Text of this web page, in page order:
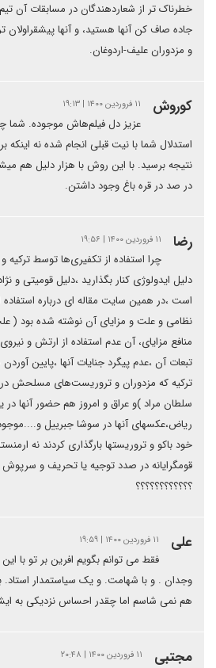
خطرناک تر از شعاردهندگان در مسابقات آن
جاده صاف کن آنها هستید، و آنها
و مزدوران علیف-اردوغان.
کوروش ۱۱ فروردین ۱۴۰۰ | ۱۹:۱۳
عزیز دل فیلم‌هاش موجوده. شما
استدلال شما با نیت قبلی انجام شده نه اینکه
نتیجه برسید. با این روش با هزار دلیل هم
در صد در قره باغ وجود داشتن.
رضا ۱۱ فروردین ۱۴۰۰ | ۱۹:۵۶
چرا استفاده از تکفیری‌ها توسط ترکیه
دلیل ایدولوژی کنار بگذارید ،دلیل قومیتی و
است ،در همین سایت مقاله ای درباره استفاده
نظامی و علت و مزایای آن نوشته شده بود (
منافع مزایای، آن عدم استفاده از ارتش و
تبعات آن ،عدم پیگرد جنایات آنها ،پایین
ترکیه که مزدوران و تروریست‌های مسلحش در
سلطان مراد )و عراق و امروز هم حضور آنها
ریاض،عکسهای آنها در سوشا جبرییل
خود باکو و تروریستها بارگذاری کردند نه
قومگرایانه در صدد توجیه یا تحریف و
؟؟؟؟؟؟؟؟؟؟؟؟
علی ۱۱ فروردین ۱۴۰۰ | ۱۹:۵۹
فقط می توانم بگویم افرین بر تو با
وجدان . و با شهامت. و یک سیاستمدار استاد.
هم نمی شاسم اما چقدر احساس نزدیکی به
مجتبی ۱۱ فروردین ۱۴۰۰ | ۲۰:۴۸